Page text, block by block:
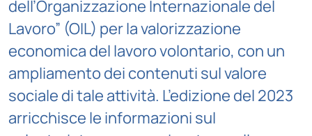
dell’Organizzazione Internazionale del
Lavoro” (OIL) per la valorizzazione
economica del lavoro volontario, con un
ampliamento dei contenuti sul valore
sociale di tale attività. L’edizione del 2023
arricchisce le informazioni sul